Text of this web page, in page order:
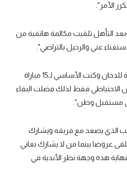
التأهل تلقيت مكالمة هاتفية من
عني والرحيل بالتراضي".
وأكمل "صعدت مع الشرقية للدخان وكنت الأساسي لـ15 مباراة
الاحتياطي فقط لذلك فضلت البقاء
مستقبل وطن".
الذي يصعد مع فريقه ويشارك
عروضا بينما من لا يشارك يعاني
هذه وجهة نظر الأندية في